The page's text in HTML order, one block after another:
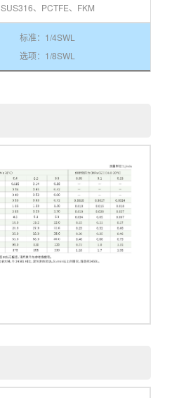
SUS316、PCTFE、FKM
标准：1/4SWL
选项：1/8SWL